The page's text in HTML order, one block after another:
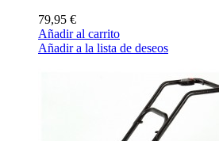
79,95 €
Añadir al carrito
Añadir a la lista de deseos